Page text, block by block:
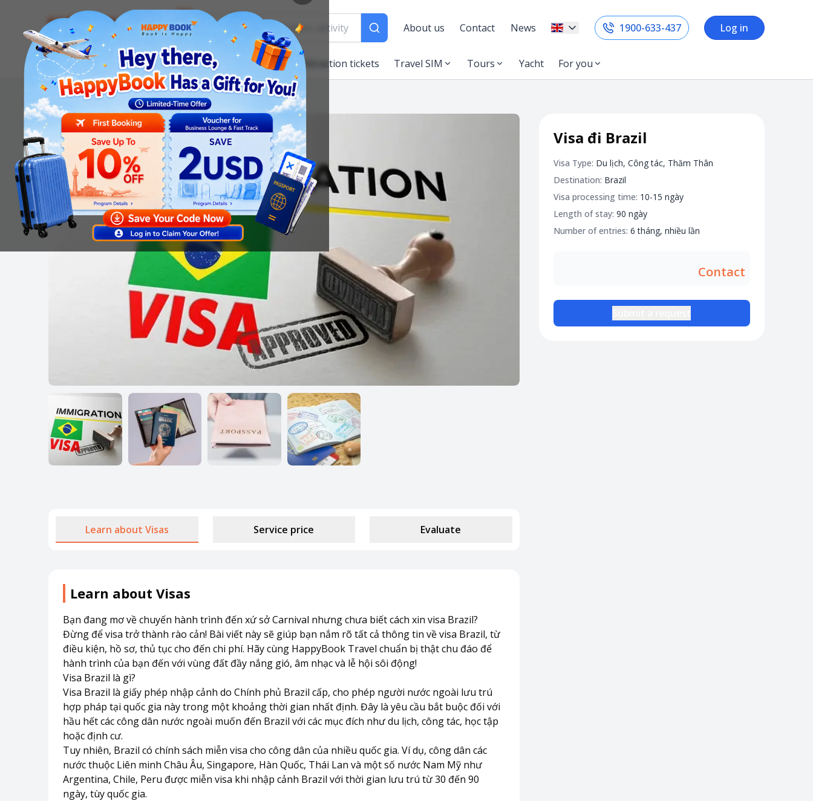
About us Contact News 1900-633-437 Log in
Airline tickets Hotel Visa Airport services Attraction tickets Travel SIM Tours Yacht For you
Homepage Visa Services Visa đi Brazil
Visa đi Brazil
Visa Type: Du lịch, Công tác, Thăm Thân
Destination: Brazil
Visa processing time: 10-15 ngày
Length of stay: 90 ngày
Number of entries: 6 tháng, nhiều lần
Contact
Learn about Visas Service price Evaluate
Learn about Visas
Bạn đang mơ về chuyến hành trình đến xứ sở Carnival nhưng chưa biết cách xin visa Brazil?
Đừng để visa trở thành rào cản! Bài viết này sẽ giúp bạn nắm rõ tất cả thông tin về visa Brazil, từ
điều kiện, hồ sơ, thủ tục cho đến chi phí. Hãy cùng HappyBook Travel chuẩn bị thật chu đáo để
hành trình của bạn đến với vùng đất đầy nắng gió, âm nhạc và lễ hội sôi động!
Visa Brazil là gì?
Visa Brazil là giấy phép nhập cảnh do Chính phủ Brazil cấp, cho phép người nước ngoài lưu trú
hợp pháp tại quốc gia này trong một khoảng thời gian nhất định. Đây là yêu cầu bắt buộc đối với
hầu hết các công dân nước ngoài muốn đến Brazil với các mục đích như du lịch, công tác, học tập
hoặc định cư.
Tuy nhiên, Brazil có chính sách miễn visa cho công dân của nhiều quốc gia. Ví dụ, công dân các
nước thuộc Liên minh Châu Âu, Singapore, Hàn Quốc, Thái Lan và một số nước Nam Mỹ như
Argentina, Chile, Peru được miễn visa khi nhập cảnh Brazil với thời gian lưu trú từ 30 đến 90
ngày, tùy quốc gia.